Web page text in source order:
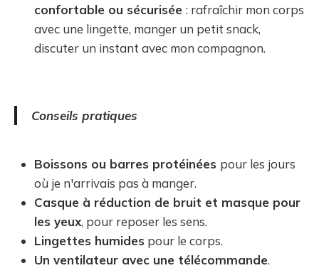
confortable ou sécurisée : rafraîchir mon corps
avec une lingette, manger un petit snack,
discuter un instant avec mon compagnon.
Conseils pratiques
Boissons ou barres protéinées pour les jours
où je n'arrivais pas à manger.
Casque à réduction de bruit et masque pour
les yeux, pour reposer les sens.
Lingettes humides pour le corps.
Un ventilateur avec une télécommande.